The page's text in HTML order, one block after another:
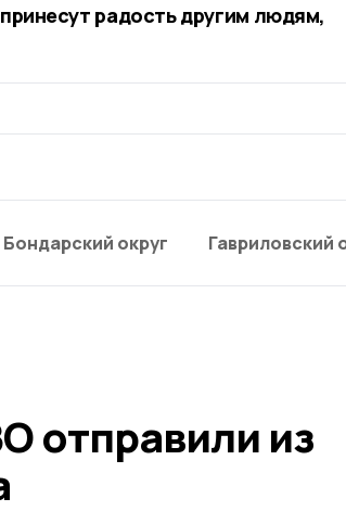
радость другим людям,
Бондарский округ Гавриловский
отправили из